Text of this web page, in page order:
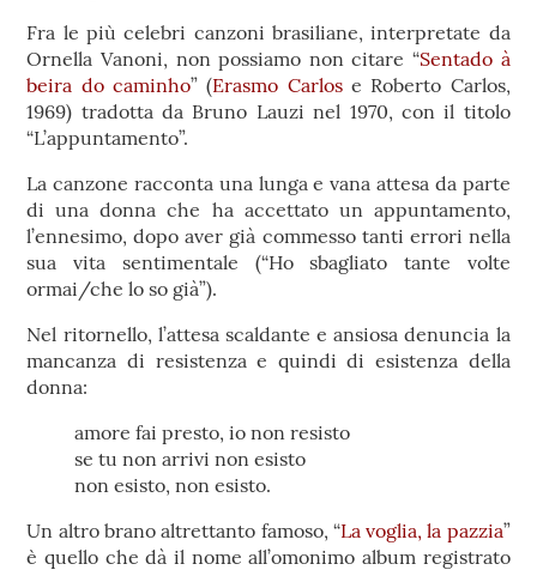
Fra le più celebri canzoni brasiliane, interpretate da
Ornella Vanoni, non possiamo non citare “Sentado à
beira do caminho” (Erasmo Carlose Roberto Carlos,
1969) tradotta da Bruno Lauzi nel 1970, con il titolo
“L’appuntamento”.
La canzone racconta una lunga e vana attesa da parte
di una donna che ha accettato un appuntamento,
l’ennesimo, dopo aver già commesso tanti errori nella
sua vita sentimentale (“Ho sbagliato tante volte
ormai/che lo so già”).
Nel ritornello, l’attesa scaldante e ansiosa denuncia la
mancanza di resistenza e quindi di esistenza della
donna:
amore fai presto, io non resisto
se tu non arrivi non esisto
non esisto, non esisto.
Un altro brano altrettanto famoso, “La voglia, la pazzia”
è quello che dà il nome all’omonimo album registrato